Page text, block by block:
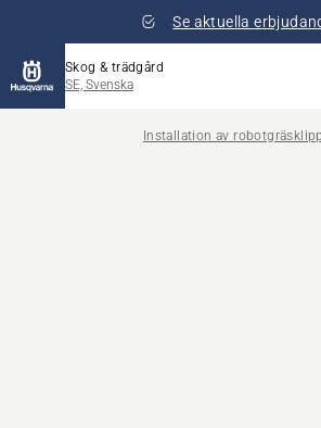
Se aktuella
Skog & trädgård
SE, Svenska
Installation av